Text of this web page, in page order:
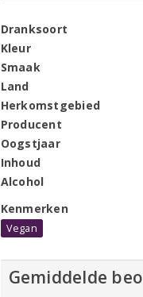
Dranksoort
Kleur
Smaak
Land
Herkomstgebied
Producent
Oogstjaar
Inhoud
Alcohol
Kenmerken
Vegan
Gemiddelde